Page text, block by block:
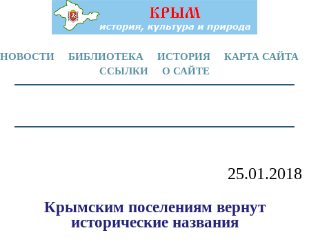
НОВОСТИ БИБЛИОТЕКА ИСТОРИЯ
КАРТА САЙТА
ССЫЛКИ
О САЙТЕ
25.01.2018
Крымским поселениям вернут
исторические названия